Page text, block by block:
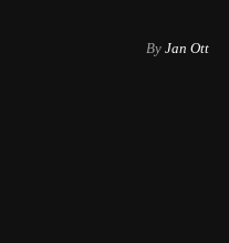
By Jan Ott